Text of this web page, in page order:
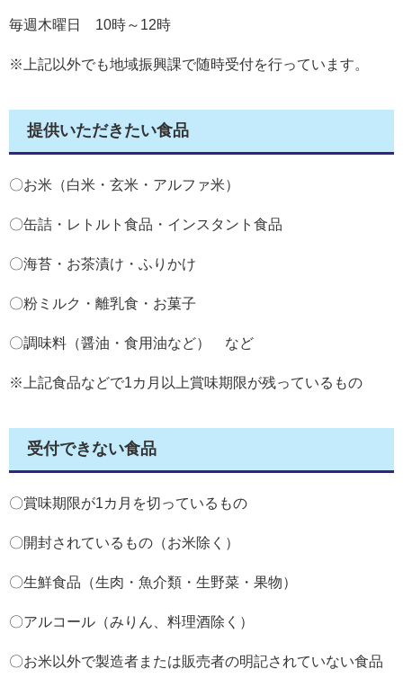
毎週木曜日 10時～12時
※上記以外でも地域振興課で随時受付を行っています。
提供いただきたい食品
〇お米（白米・玄米・アルファ米）
〇缶詰・レトルト食品・インスタント食品
〇海苔・お茶漬け・ふりかけ
〇粉ミルク・離乳食・お菓子
〇調味料（醤油・食用油など） など
※上記食品などで1カ月以上賞味期限が残っているもの
受付できない食品
〇賞味期限が1カ月を切っているもの
〇開封されているもの（お米除く）
〇生鮮食品（生肉・魚介類・生野菜・果物）
〇アルコール（みりん、料理酒除く）
〇お米以外で製造者または販売者の明記されていない食品